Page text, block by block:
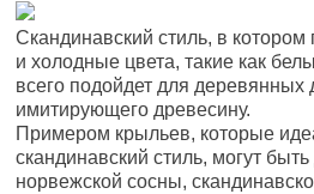
Скандинавский стиль, в котором
и холодные цвета, такие как
всего подойдет для
имитирующего древесину.
Примером крыльев, которые
скандинавский стиль, могут
норвежской сосны,